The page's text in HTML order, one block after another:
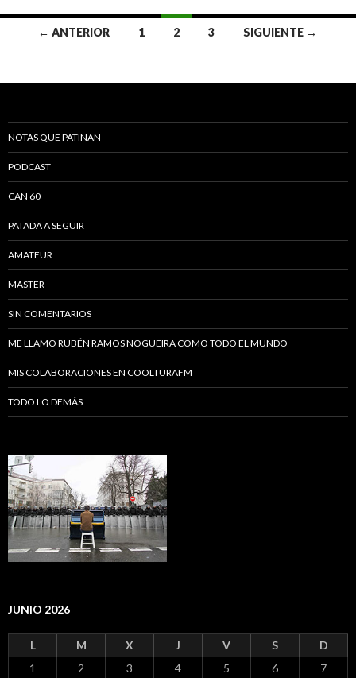
← ANTERIOR 1 2 3 SIGUIENTE →
NOTAS QUE PATINAN
PODCAST
CAN 60
PATADA A SEGUIR
AMATEUR
MASTER
SIN COMENTARIOS
ME LLAMO RUBÉN RAMOS NOGUEIRA COMO TODO EL MUNDO
MIS COLABORACIONES EN COOLTURAFM
TODO LO DEMÁS
JUNIO 2026
L M X J V S
D
1
2 3 4 5 6 7